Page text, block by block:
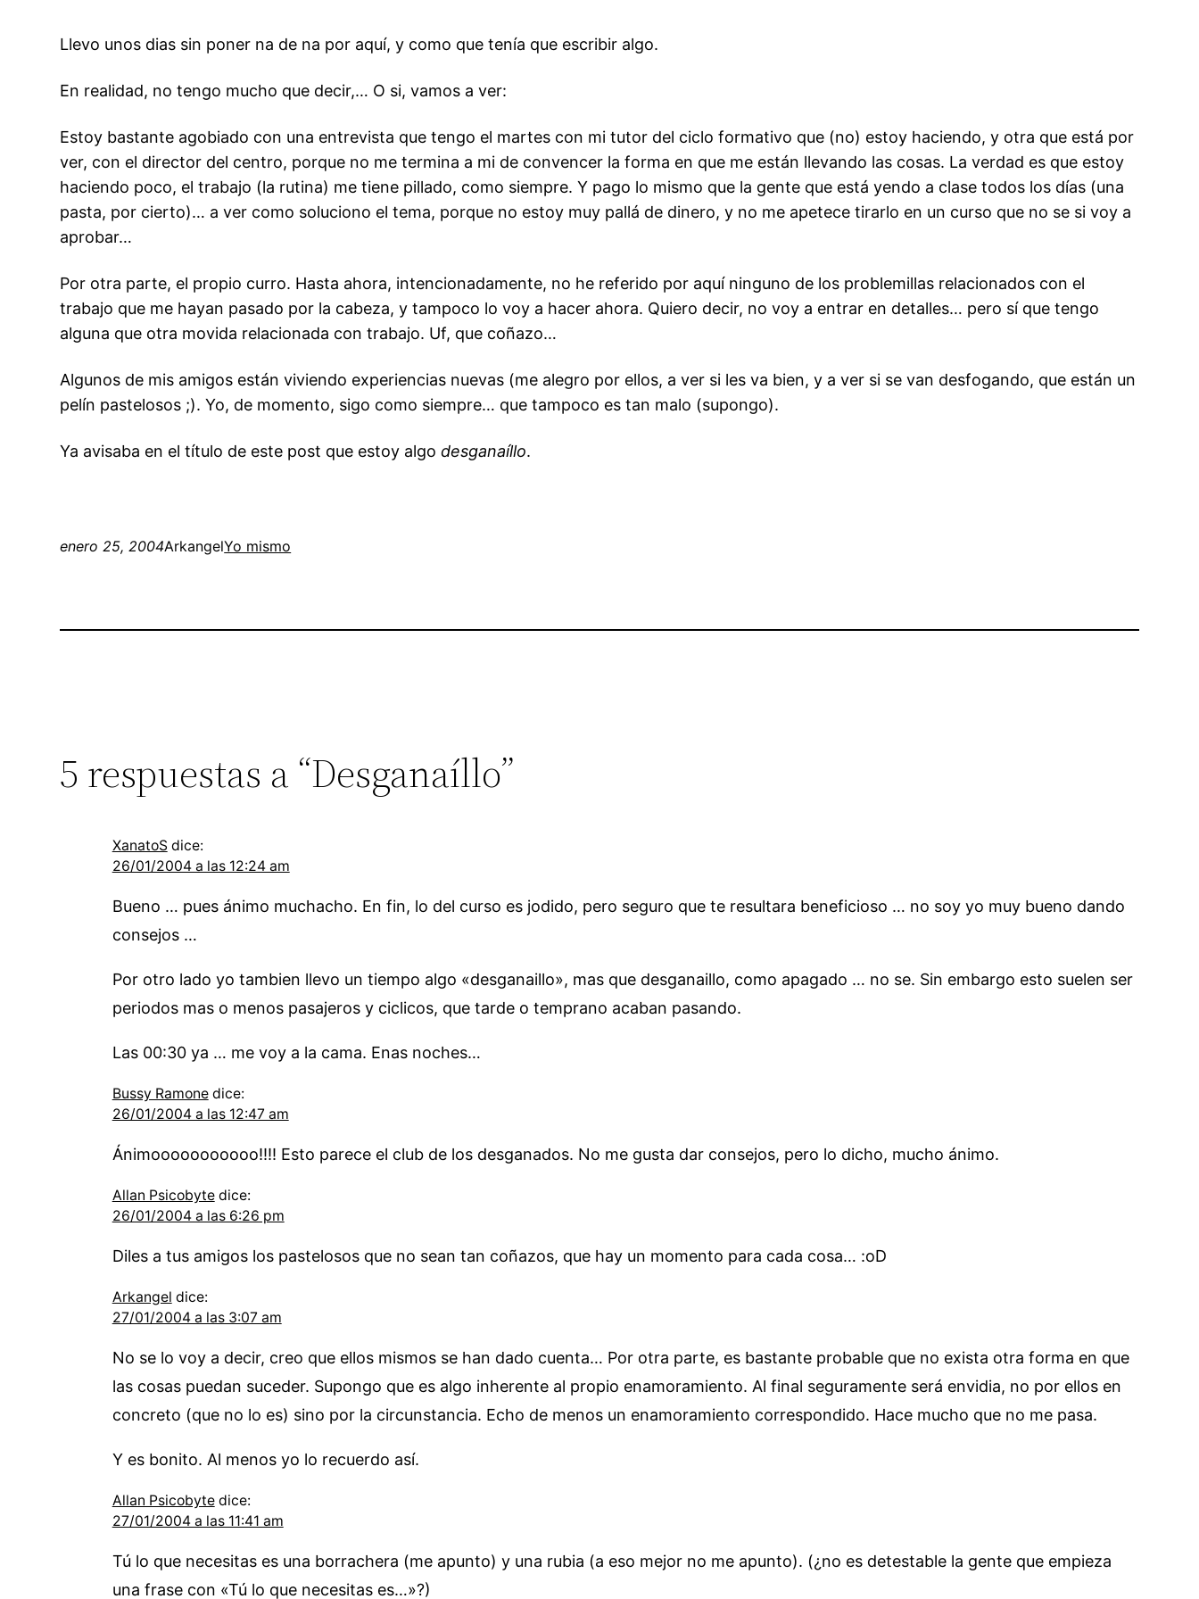
Llevo unos dias sin poner na de na por aquí, y como que tenía que escribir algo.
En realidad, no tengo mucho que decir,… O si, vamos a ver:
Estoy bastante agobiado con una entrevista que tengo el martes con mi tutor del ciclo formativo que (no) estoy haciendo, y otra que está por
ver, con el director del centro, porque no me termina a mi de convencer la forma en que me están llevando las cosas. La verdad es que estoy
haciendo poco, el trabajo (la rutina) me tiene pillado, como siempre. Y pago lo mismo que la gente que está yendo a clase todos los días (una
pasta, por cierto)… a ver como soluciono el tema, porque no estoy muy pallá de dinero, y no me apetece tirarlo en un curso que no se si voy a
aprobar…
Por otra parte, el propio curro. Hasta ahora, intencionadamente, no he referido por aquí ninguno de los problemillas relacionados con el
trabajo que me hayan pasado por la cabeza, y tampoco lo voy a hacer ahora. Quiero decir, no voy a entrar en detalles… pero sí que tengo
alguna que otra movida relacionada con trabajo. Uf, que coñazo…
Algunos de mis amigos están viviendo experiencias nuevas (me alegro por ellos, a ver si les va bien, y a ver si se van desfogando, que están un
pelín pastelosos ;). Yo, de momento, sigo como siempre… que tampoco es tan malo (supongo).
Ya avisaba en el título de este post que estoy algodesganaíllo.
enero 25, 2004ArkangelYo mismo
5 respuestas a “Desganaíllo”
XanatoS dice:
26/01/2004 a las 12:24 am
Bueno … pues ánimo muchacho. En fin, lo del curso es jodido, pero seguro que te resultara beneficioso … no soy yo muy bueno dando
consejos …
Por otro lado yo tambien llevo un tiempo algo «desganaillo», mas que desganaillo, como apagado … no se. Sin embargo esto suelen ser
periodos mas o menos pasajeros y ciclicos, que tarde o temprano acaban pasando.
Las 00:30 ya … me voy a la cama. Enas noches…
Bussy Ramone dice:
26/01/2004 a las 12:47 am
Ánimooooooooooo!!!! Esto parece el club de los desganados. No me gusta dar consejos, pero lo dicho, mucho ánimo.
Allan Psicobyte dice:
26/01/2004 a las 6:26 pm
Diles a tus amigos los pastelosos que no sean tan coñazos, que hay un momento para cada cosa… :oD
Arkangel dice:
27/01/2004 a las 3:07 am
No se lo voy a decir, creo que ellos mismos se han dado cuenta… Por otra parte, es bastante probable que no exista otra forma en que
las cosas puedan suceder. Supongo que es algo inherente al propio enamoramiento. Al final seguramente será envidia, no por ellos en
concreto (que no lo es) sino por la circunstancia. Echo de menos un enamoramiento correspondido. Hace mucho que no me pasa.
Y es bonito. Al menos yo lo recuerdo así.
Allan Psicobyte dice:
27/01/2004 a las 11:41 am
Tú lo que necesitas es una borrachera (me apunto) y una rubia (a eso mejor no me apunto). (¿no es detestable la gente que empieza
una frase con «Tú lo que necesitas es…»?)